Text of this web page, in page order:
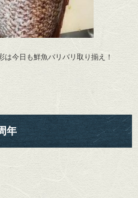
今日も鮮魚バリバリ取り揃え！
年